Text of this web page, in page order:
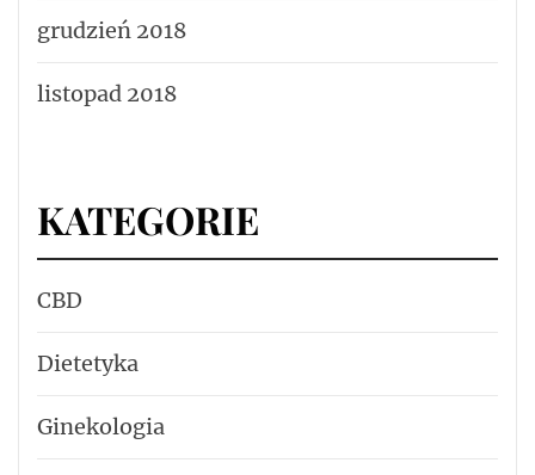
grudzień 2018
listopad 2018
KATEGORIE
CBD
Dietetyka
Ginekologia